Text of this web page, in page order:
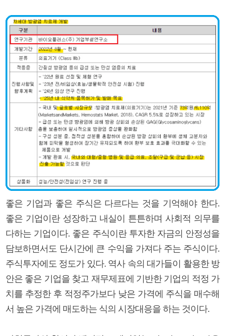
좋은 기업과 좋은 주식은 다르다는 것을 기억해야 한다.
좋은 기업이란 성장하고 내실이 튼튼하며 사회적 의무를
다하는 기업이다. 좋은 주식이란 투자한 자금의 안정성을
담보하면서도 단시간에 큰 수익을 가져다 주는 주식이다.
주식투자에도 정도가 있다. 역사 속의 대가들이 활용한 방
안은 좋은 기업을 찾고 재무제표에 기반한 기업의 적정 가
치를 추정한 후 적정주가보다 낮은 가격에 주식을 매수해
서 높은 가격에 매도하는 식의 시장대응을 하는 것이다.